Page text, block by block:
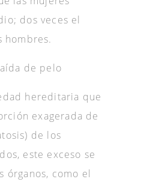
dos veces el
hombres.
de pelo
hereditaria que
exagerada de
de los
este exceso se
órganos, como el